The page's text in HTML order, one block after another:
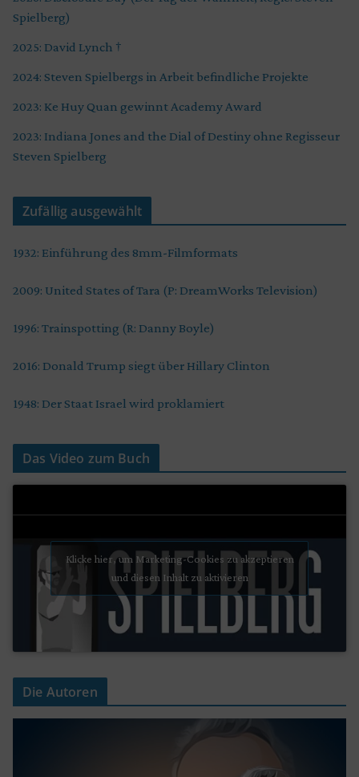
Spielberg)
2025: David Lynch †
2024: Steven Spielbergs in Arbeit befindliche Projekte
2023: Ke Huy Quan gewinnt Academy Award
2023: Indiana Jones and the Dial of Destiny ohne Regisseur
Steven Spielberg
Zufällig ausgewählt
1932: Einführung des 8mm-Filmformats
2009: United States of Tara (P: DreamWorks Television)
1996: Trainspotting (R: Danny Boyle)
2016: Donald Trump siegt über Hillary Clinton
1948: Der Staat Israel wird proklamiert
Das Video zum Buch
Klicke hier, um Marketing-Cookies zu akzeptieren
und diesen Inhalt zu aktivieren
Die Autoren